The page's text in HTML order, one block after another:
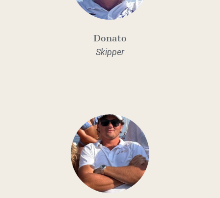
Donato
Skipper